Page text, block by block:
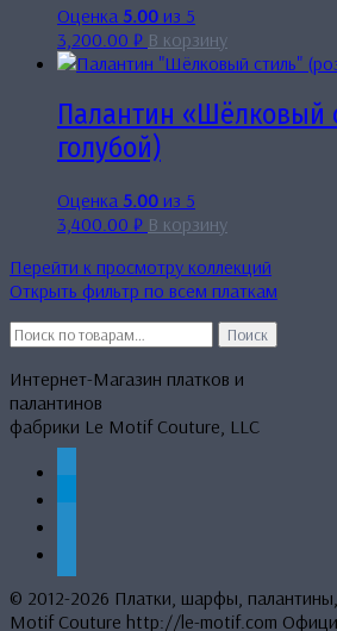
Оценка 5.00 из 5
3,200.00 ₽ В корзину
Палантин «Шёлковый
голубой)
Оценка 5.00 из 5
3,400.00 ₽ В корзину
Перейти к просмотру коллекций
Открыть фильтр по всем платкам
Искать:
Поиск
Интернет-Магазин платков и
палантинов
фабрики Le Motif Couture, LLC
© 2012-2026 Платки, шарфы,
Motif Couture http://le-motif.com